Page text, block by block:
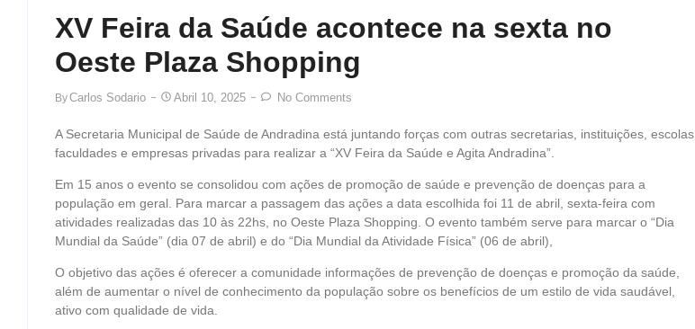
XV Feira da Saúde acontece na sexta no
Oeste Plaza Shopping
ByCarlos Sodario Abril 10, 2025 No Comments
A Secretaria Municipal de Saúde de Andradina está juntando forças com outras secretarias, instituições, escolas,
faculdades e empresas privadas para realizar a “XV Feira da Saúde e Agita Andradina”.
Em 15 anos o evento se consolidou com ações de promoção de saúde e prevenção de doenças para a
população em geral. Para marcar a passagem das ações a data escolhida foi 11 de abril, sexta-feira com
atividades realizadas das 10 às 22hs, no Oeste Plaza Shopping. O evento também serve para marcar o “Dia
Mundial da Saúde” (dia 07 de abril) e do “Dia Mundial da Atividade Física” (06 de abril),
O objetivo das ações é oferecer a comunidade informações de prevenção de doenças e promoção da saúde,
além de aumentar o nível de conhecimento da população sobre os benefícios de um estilo de vida saudável,
ativo com qualidade de vida.